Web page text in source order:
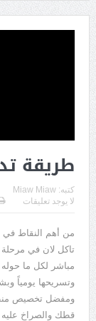
طريقة
كتبه: Miaw Miaw
لا يوجد تعليقات
من أهم النقاط
تاكل لان في
مباشر لكل ما
وتسريحها يومياً
ومفضل تخصيص
قطك والصراخ عليه